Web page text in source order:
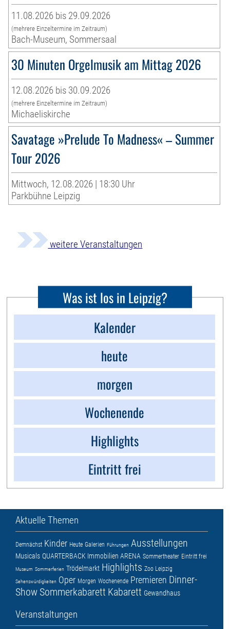
11.08.2026 bis 29.09.2026
(mehrere Einzeltermine im Zeitraum)
Bach-Museum, Sommersaal
30 Minuten Orgelmusik am Mittag 2026
12.08.2026 bis 30.09.2026
(mehrere Einzeltermine im Zeitraum)
Michaeliskirche
Savatage »Prelude To Madness« – Summer
Tour 2026
Mittwoch, 12.08.2026 | 18:30 Uhr
Parkbühne Leipzig
weitere Veranstaltungen
Was ist los in Leipzig?
Kalender
heute
morgen
Wochenende
Highlights
Eintritt frei
Aktuelle Themen
Demnächst Kinder Heute Galerien Führungen Ausstellungen
Musicals QUARTERBACK Immobilien ARENA Sommertheater Eintritt frei
Museum Sommerferien Trödelmarkt Highlights Zoo Leipzig
Sehenswürdigkeiten Oper Morgen Wochenende Premieren Dinner-
Show Sommerkabarett Kabarett Gewandhaus
Veranstaltungen